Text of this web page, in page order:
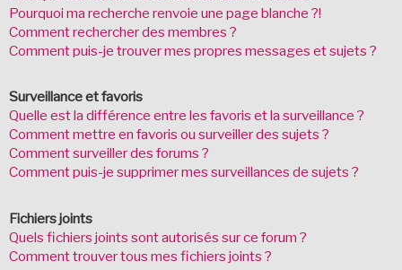
Pourquoi ma recherche renvoie une page blanche ?!
Comment rechercher des membres ?
Comment puis-je trouver mes propres messages et sujets ?
Surveillance et favoris
Quelle est la différence entre les favoris et la surveillance ?
Comment mettre en favoris ou surveiller des sujets ?
Comment surveiller des forums ?
Comment puis-je supprimer mes surveillances de sujets ?
Fichiers joints
Quels fichiers joints sont autorisés sur ce forum ?
Comment trouver tous mes fichiers joints ?